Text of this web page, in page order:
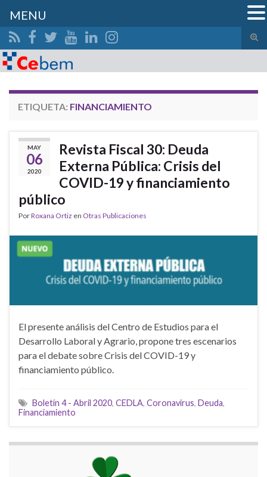
el
Search for:
ETIQUETA: FINANCIAMIENTO
MAY
06
2020
Revista Fiscal 30: Deuda
Externa Pública: Crisis del
COVID-19 y financiamiento
público
PorRoxana Ortiz en Otras Publicaciones
El presente análisis del Centro de Estudios para el
Desarrollo Laboral y Agrario, propone tres escenarios
para el debate sobre Crisis del COVID-19 y
financiamiento público.
Boletín 4 - Abril 2020, CEDLA, Coronavirus, Deuda,
Financiamiento
MENU